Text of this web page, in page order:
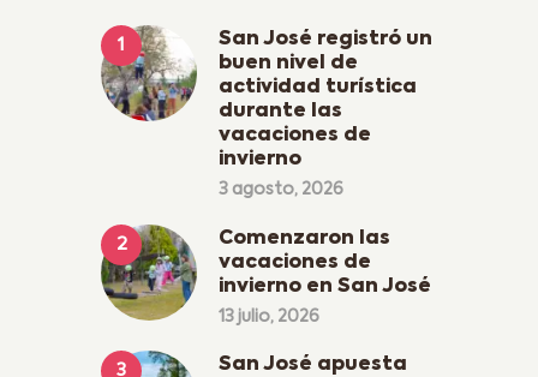
San José registró un
buen nivel de
actividad turística
durante las
vacaciones de
invierno
3 agosto, 2026
Comenzaron las
vacaciones de
invierno en San José
13 julio, 2026
San José apuesta